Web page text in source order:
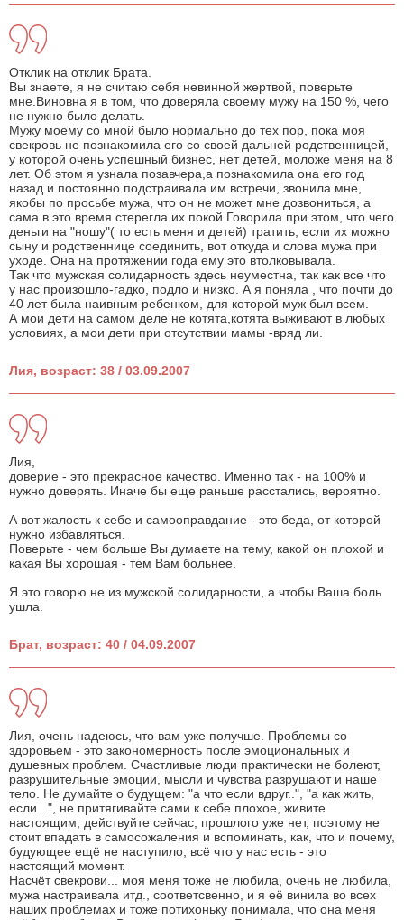
Отклик на отклик Брата.
Вы знаете, я не считаю себя невинной жертвой, поверьте
мне.Виновна я в том, что доверяла своему мужу на 150 %, чего
не нужно было делать.
Мужу моему со мной было нормально до тех пор, пока моя
свекровь не познакомила его со своей дальней родственницей,
у которой очень успешный бизнес, нет детей, моложе меня на 8
лет. Об этом я узнала позавчера,а познакомила она его год
назад и постоянно подстраивала им встречи, звонила мне,
якобы по просьбе мужа, что он не может мне дозвониться, а
сама в это время стерегла их покой.Говорила при этом, что чего
деньги на "ношу"( то есть меня и детей) тратить, если их можно
сыну и родственнице соединить, вот откуда и слова мужа при
уходе. Она на протяжении года ему это втолковывала.
Так что мужская солидарность здесь неуместна, так как все что
у нас произошло-гадко, подло и низко. А я поняла , что почти до
40 лет была наивным ребенком, для которой муж был всем.
А мои дети на самом деле не котята,котята выживают в любых
условиях, а мои дети при отсутствии мамы -вряд ли.
Лия, возраст: 38 / 03.09.2007
Лия,
доверие - это прекрасное качество. Именно так - на 100% и
нужно доверять. Иначе бы еще раньше расстались, вероятно.
А вот жалость к себе и самооправдание - это беда, от которой
нужно избавляться.
Поверьте - чем больше Вы думаете на тему, какой он плохой и
какая Вы хорошая - тем Вам больнее.
Я это говорю не из мужской солидарности, а чтобы Ваша боль
ушла.
Брат, возраст: 40 / 04.09.2007
Лия, очень надеюсь, что вам уже получше. Проблемы со
здоровьем - это закономерность после эмоциональных и
душевных проблем. Счастливые люди практически не болеют,
разрушительные эмоции, мысли и чувства разрушают и наше
тело. Не думайте о будущем: "а что если вдруг..", "а как жить,
если...", не притягивайте сами к себе плохое, живите
настоящим, действуйте сейчас, прошлого уже нет, поэтому не
стоит впадать в самосожаления и вспоминать, как, что и почему,
будующее ещё не наступило, всё что у нас есть - это
настоящий момент.
Насчёт свекрови... моя меня тоже не любила, очень не любила,
мужа настраивала итд., соответсвенно, и я её винила во всех
наших проблемах и тоже потихоньку понимала, что она меня